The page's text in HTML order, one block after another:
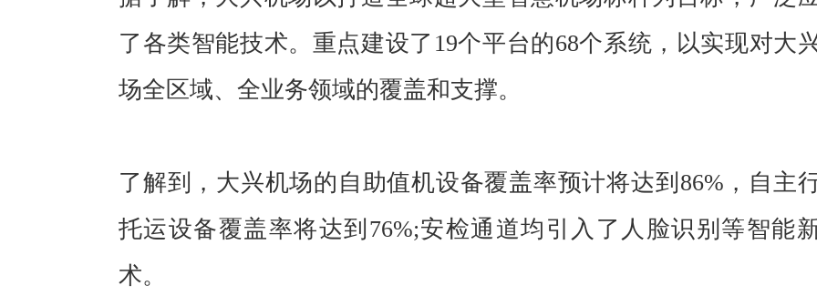
了各类智能技术。重点建设了19个平台的68个系统，以实现对大
场全区域、全业务领域的覆盖和支撑。
了解到，大兴机场的自助值机设备覆盖率预计将达到86%，自主
托运设备覆盖率将达到76%;安检通道均引入了人脸识别等智能
术。